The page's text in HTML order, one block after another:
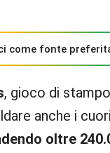
come fonte
, gioco di
anche i
oltre